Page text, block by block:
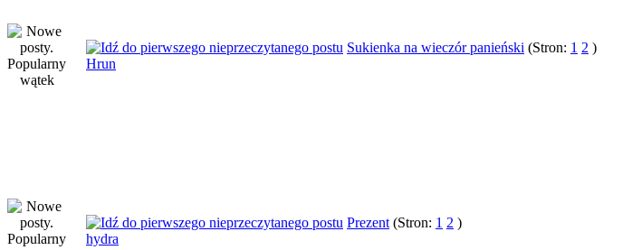
Sukienka na wieczór panieński (Stron: 1 2 )
Hrun
Prezent (Stron: 1 2 )
hydra